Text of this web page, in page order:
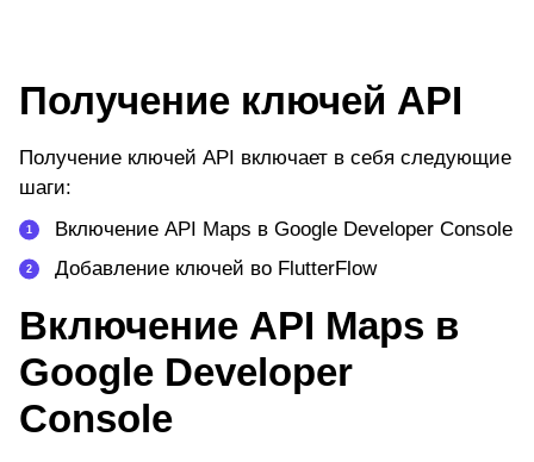
Получение ключей API
Получение ключей API включает в себя следующие
шаги:
Включение API Maps в Google Developer Console
Добавление ключей во FlutterFlow
Включение API Maps в
Google Developer
Console